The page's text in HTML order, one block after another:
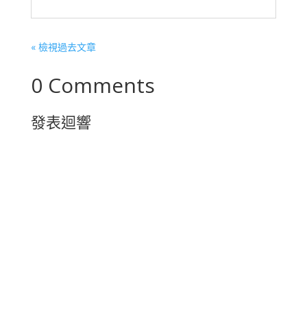
« 檢視過去文章
0 Comments
發表迴響